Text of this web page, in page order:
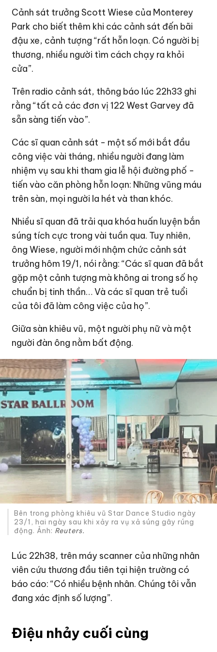
Cảnh sát trưởng Scott Wiese của Monterey
Park cho biết thêm khi các cảnh sát đến bãi
đậu xe, cảnh tượng “rất hỗn loạn. Có người bị
thương, nhiều người tìm cách chạy ra khỏi
cửa”.
Trên radio cảnh sát, thông báo lúc 22h33 ghi
rằng “tất cả các đơn vị 122 West Garvey đã
sẵn sàng tiến vào”.
Các sĩ quan cảnh sát - một số mới bắt đầu
công việc vài tháng, nhiều người đang làm
nhiệm vụ sau khi tham gia lễ hội đường phố -
tiến vào căn phòng hỗn loạn: Những vũng máu
trên sàn, mọi người la hét và than khóc.
Nhiều sĩ quan đã trải qua khóa huấn luyện bắn
súng tích cực trong vài tuần qua. Tuy nhiên,
ông Wiese, người mới nhậm chức cảnh sát
trưởng hôm 19/1, nói rằng: “Các sĩ quan đã bắt
gặp một cảnh tượng mà không ai trong số họ
chuẩn bị tinh thần… Và các sĩ quan trẻ tuổi
của tôi đã làm công việc của họ”.
Giữa sàn khiêu vũ, một người phụ nữ và một
người đàn ông nằm bất động.
Bên trong phòng khiêu vũ Star Dance Studio ngày
23/1, hai ngày sau khi xảy ra vụ xả súng gây rúng
động. Ảnh: Reuters.
Lúc 22h38, trên máy scanner của những nhân
viên cứu thương đầu tiên tại hiện trường có
báo cáo: “Có nhiều bệnh nhân. Chúng tôi vẫn
đang xác định số lượng”.
Điệu nhảy cuối cùng